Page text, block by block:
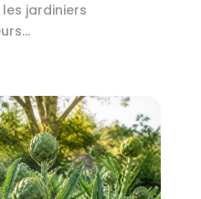
jardiniers